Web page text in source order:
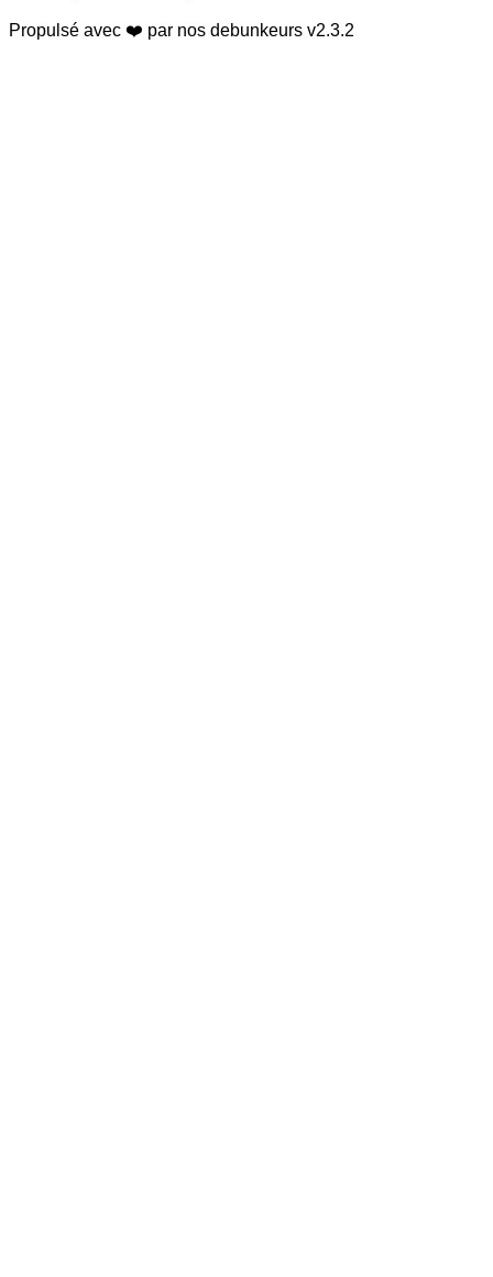
Propulsé avec ❤️ par nos debunkeurs v2.3.2